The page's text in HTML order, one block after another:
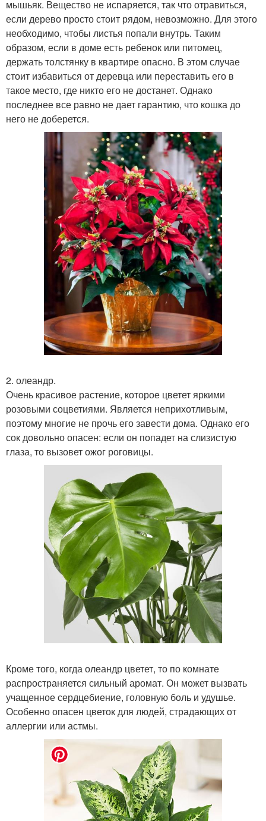
мышьяк. Вещество не испаряется, так что отравиться,
если дерево просто стоит рядом, невозможно. Для этого
необходимо, чтобы листья попали внутрь. Таким
образом, если в доме есть ребенок или питомец,
держать толстянку в квартире опасно. В этом случае
стоит избавиться от деревца или переставить его в
такое место, где никто его не достанет. Однако
последнее все равно не дает гарантию, что кошка до
него не доберется.
2. олеандр.
Очень красивое растение, которое цветет яркими
розовыми соцветиями. Является неприхотливым,
поэтому многие не прочь его завести дома. Однако его
сок довольно опасен: если он попадет на слизистую
глаза, то вызовет ожог роговицы.
Кроме того, когда олеандр цветет, то по комнате
распространяется сильный аромат. Он может вызвать
учащенное сердцебиение, головную боль и удушье.
Особенно опасен цветок для людей, страдающих от
аллергии или астмы.